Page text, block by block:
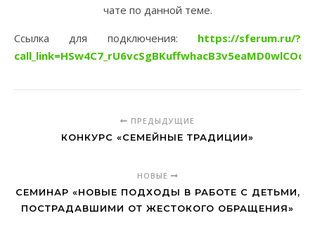
чате по данной теме.
Ссылка для подключения: https://sferum.ru/?
ПРЕДЫДУЩИЕ
КОНКУРС «СЕМЕЙНЫЕ ТРАДИЦИИ»
НОВЫЕ
СЕМИНАР «НОВЫЕ ПОДХОДЫ В РАБОТЕ С ДЕТЬМИ,
ПОСТРАДАВШИМИ ОТ ЖЕСТОКОГО ОБРАЩЕНИЯ»